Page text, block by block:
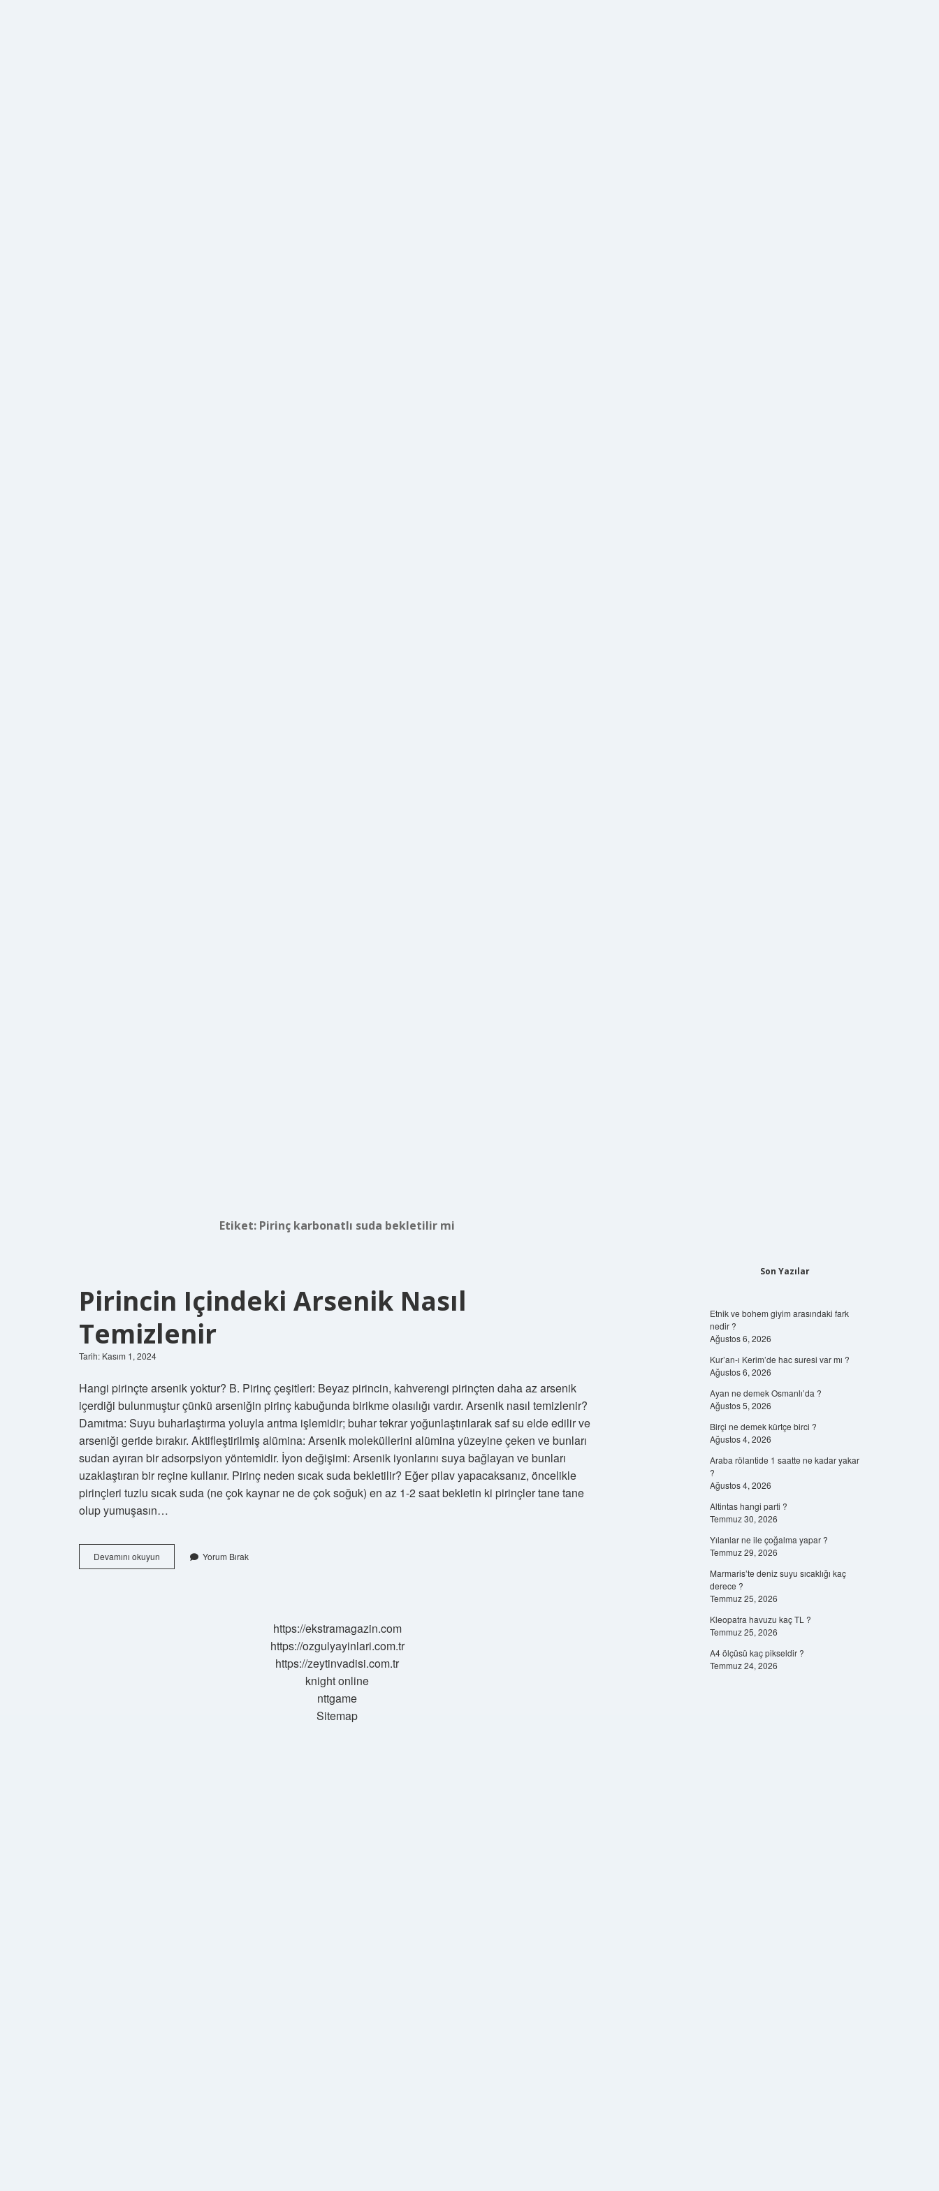
Etiket: Pirinç karbonatlı suda bekletilir mi
Pirincin Içindeki Arsenik Nasıl
Temizlenir
Tarih: Kasım 1, 2024
Hangi pirinçte arsenik yoktur? B. Pirinç çeşitleri: Beyaz pirincin, kahverengi pirinçten daha az arsenik
içerdiği bulunmuştur çünkü arseniğin pirinç kabuğunda birikme olasılığı vardır. Arsenik nasıl temizlenir?
Damıtma: Suyu buharlaştırma yoluyla arıtma işlemidir; buhar tekrar yoğunlaştırılarak saf su elde edilir ve
arseniği geride bırakır. Aktifleştirilmiş alümina: Arsenik moleküllerini alümina yüzeyine çeken ve bunları
sudan ayıran bir adsorpsiyon yöntemidir. İyon değişimi: Arsenik iyonlarını suya bağlayan ve bunları
uzaklaştıran bir reçine kullanır. Pirinç neden sıcak suda bekletilir? Eğer pilav yapacaksanız, öncelikle
pirinçleri tuzlu sıcak suda (ne çok kaynar ne de çok soğuk) en az 1-2 saat bekletin ki pirinçler tane tane
olup yumuşasın…
Devamını okuyun
Içindeki
Yorum Bırak
https://ekstramagazin.com
https://ozgulyayinlari.com.tr
https://zeytinvadisi.com.tr
knight online
nttgame
Sitemap
Son Yazılar
Etnik ve bohem giyim arasındaki fark
nedir ?
Ağustos 6, 2026
Kur’an-ı Kerim’de hac suresi var mı ?
Ağustos 6, 2026
Ayan ne demek Osmanlı’da ?
Ağustos 5, 2026
Birçi ne demek kürtçe birci ?
Ağustos 4, 2026
Araba rölantide 1 saatte ne kadar yakar
?
Ağustos 4, 2026
Altintas hangi parti ?
Temmuz 30, 2026
Yılanlar ne ile çoğalma yapar ?
Temmuz 29, 2026
Marmaris’te deniz suyu sıcaklığı kaç
derece ?
Temmuz 25, 2026
Kleopatra havuzu kaç TL ?
Temmuz 25, 2026
A4 ölçüsü kaç pikseldir ?
Temmuz 24, 2026